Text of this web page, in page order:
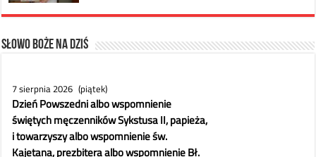
Słowo Boże na dziś